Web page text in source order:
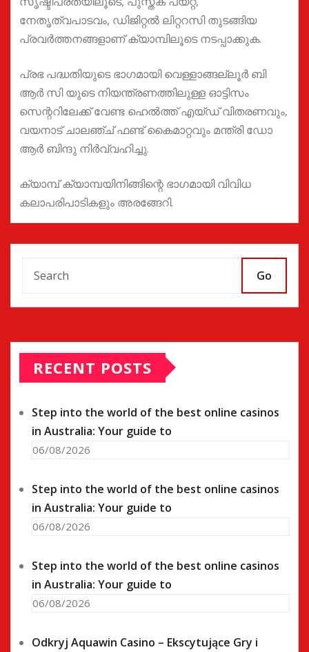
നേതൃത്വപാടവം, ഡിജിറ്റൽ ലിറ്ററസി തുടങ്ങിയ
പ്രവർത്തനങ്ങളാണ് ക്യാമ്പിലൂടെ നടപ്പാക്കുക.
പ്രഭ പദ്ധതിയുടെ ഭാഗമായി വെള്ളാങ്ങല്ലൂർ ബി
ആർ സി യുടെ നിയന്ത്രണത്തിലുള്ള ഓട്ടിസം
സെന്ററിലേക്ക് വേണ്ട ഹെൽത്ത്‌ എയ്ഡ് വിതരണവും,
വയനാട് ചാലഞ്ച് ഫണ്ട്‌ കൈമാറ്റവും മന്ത്രി ഡോ
ആർ ബിന്ദു നിർവ്വഹിച്ചു.
ക്യാമ്പ് ക്യാമ്പയിനിങ്ങിന്റെ ഭാഗമായി വിവിധ
കലാപരിപാടികളും അരങ്ങേറി.
Go
RECENT POSTS
Step into the world of the best online casinos
in Australia: Your guide to
06/08/2026
Step into the world of the best online casinos
in Australia: Your guide to
06/08/2026
Step into the world of the best online casinos
in Australia: Your guide to
06/08/2026
Odkryj Aquawin Casino – Ekscytujące Gry i